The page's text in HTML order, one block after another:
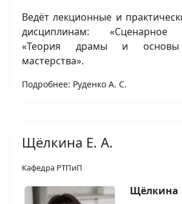
Ведёт лекционные и
дисциплинам: «Сценарное
«Теория драмы и основы
мастерства».
Подробнее: Руденко А. С.
Щёлкина Е. А.
Кафедра РТПиП